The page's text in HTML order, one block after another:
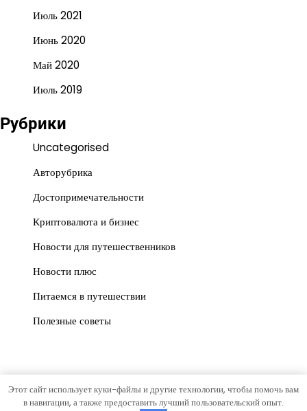
Июль 2021
Июнь 2020
Май 2020
Июль 2019
Рубрики
Uncategorised
Авторубрика
Достопримечательности
Криптовалюта и бизнес
Новости для путешественников
Новости плюс
Питаемся в путешествии
Полезные советы
Copyright © 2026gorrospis.ruТема News Store отArtify
Этот сайт использует куки-файлы и другие технологии, чтобы помочь вам
в навигации, а также предоставить лучший пользовательский опыт.